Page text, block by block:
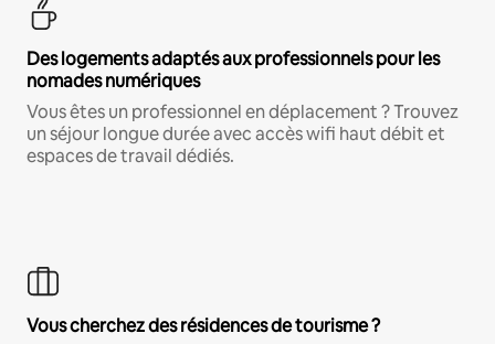
Des logements adaptés aux professionnels pour les
nomades numériques
Vous êtes un professionnel en déplacement ? Trouvez
un séjour longue durée avec accès wifi haut débit et
espaces de travail dédiés.
Vous cherchez des résidences de tourisme ?